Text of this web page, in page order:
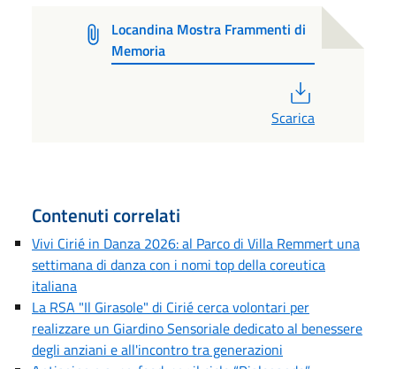
Locandina Mostra Frammenti di
Memoria
Scarica
Contenuti correlati
Vivi Cirié in Danza 2026: al Parco di Villa Remmert una
settimana di danza con i nomi top della coreutica
italiana
La RSA "Il Girasole" di Cirié cerca volontari per
realizzare un Giardino Sensoriale dedicato al benessere
degli anziani e all'incontro tra generazioni